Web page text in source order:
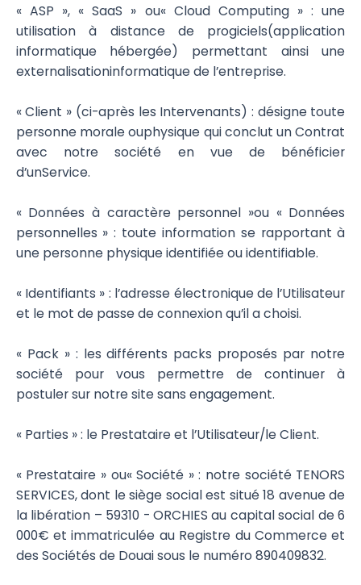
« ASP », « SaaS » ou« Cloud Computing » : une
utilisation à distance de progiciels(application
informatique hébergée) permettant ainsi une
externalisationinformatique de l’entreprise.
« Client » (ci-après les Intervenants) : désigne toute
personne morale ouphysique qui conclut un Contrat
avec notre société en vue de bénéficier
d’unService.
« Données à caractère personnel »ou « Données
personnelles » : toute information se rapportant à
une personne physique identifiée ou identifiable.
« Identifiants » : l’adresse électronique de l’Utilisateur
et le mot de passe de connexion qu’il a choisi.
« Pack » : les différents packs proposés par notre
société pour vous permettre de continuer à
postuler sur notre site sans engagement.
« Parties » : le Prestataire et l’Utilisateur/le Client.
« Prestataire » ou« Société » : notre société TENORS
SERVICES, dont le siège social est situé 18 avenue de
la libération – 59310 - ORCHIES au capital social de 6
000€ et immatriculée au Registre du Commerce et
des Sociétés de Douai sous le numéro 890409832.